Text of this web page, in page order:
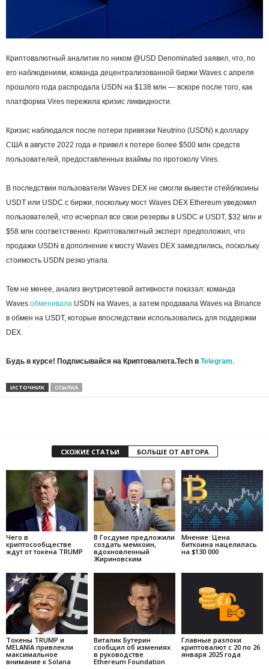
Криптовалютный аналитик по ником @USD Denominated заявил, что, по
его наблюдениям, команда децентрализованной биржи Waves с апреля
прошлого года распродала USDN на $138 млн — вскоре после того, как
платформа Vires пережила кризис ликвидности.
Кризис наблюдался после потери привязки Neutrino (USDN) к доллару
США в августе 2022 года и привел к потере более $500 млн средств
пользователей, предоставленных взаймы по протоколу Vires.
В последствии пользователи Waves DEX не смогли вывести стейблкоины
USDT или USDC с биржи, поскольку мост Waves DEX Ethereum уведомил
пользователей, что исчерпал все свои резервы в USDC и USDT, $32 млн и
$58 млн соответственно. Криптовалютный эксперт предположил, что
продажи USDN в дополнение к мосту Waves DEX замедлились, поскольку
стоимость USDN резко упала.
Тем не менее, анализ внутрисетевой активности показал: команда
Waves обменивала USDN на Waves, а затем продавала Waves на Binance
в обмен на USDT, которые впоследствии использовались для поддержки
DEX.
Будь в курсе! Подписывайся на Криптовалюта.Tech в Telegram.
ИСТОЧНИК ССЫЛКА
СХОЖИЕ СТАТЬИ БОЛЬШЕ ОТ АВТОРА
Чего в
криптосообществе
ждут от токена TRUMP
В Госдуме предложили
создать мемкоин,
вдохновленный
Жириновским
Мнение: Цена
биткоина нацелилась
на $130 000
Токены TRUMP и
MELANIA привлекли
максимальное
внимание к Solana
Виталик Бутерин
сообщил об измениях
в руководстве
Ethereum Foundation
Главные разлоки
криптовалют с 20 по 26
января 2025 года